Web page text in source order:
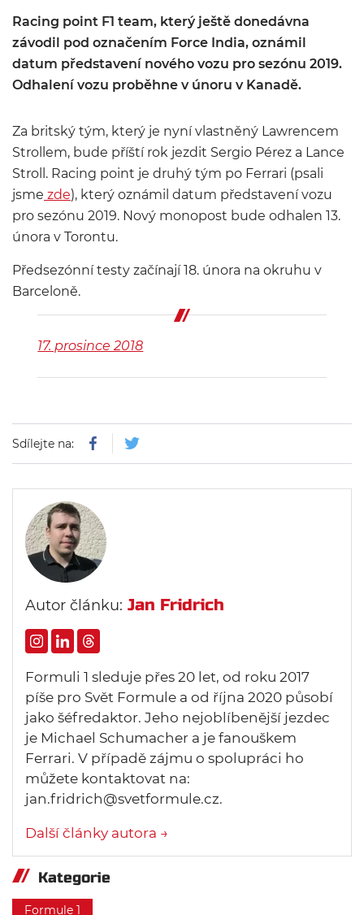
Racing point F1 team, který ještě donedávna
závodil pod označením Force India, oznámil
datum představení nového vozu pro sezónu 2019.
Odhalení vozu proběhne v únoru v Kanadě.
Za britský tým, který je nyní vlastněný Lawrencem
Strollem, bude příští rok jezdit Sergio Pérez a Lance
Stroll. Racing point je druhý tým po Ferrari (psali
jsme zde), který oznámil datum představení vozu
pro sezónu 2019. Nový monopost bude odhalen 13.
února v Torontu.
Předsezónní testy začínají 18. února na okruhu v
Barceloně.
17. prosince 2018
Sdílejte na:
Autor článku: Jan Fridrich
Formuli 1 sleduje přes 20 let, od roku 2017
píše pro Svět Formule a od října 2020 působí
jako šéfredaktor. Jeho nejoblíbenější jezdec
je Michael Schumacher a je fanouškem
Ferrari. V případě zájmu o spolupráci ho
můžete kontaktovat na:
jan.fridrich@svetformule.cz.
Další články autora →
Kategorie
Formule 1